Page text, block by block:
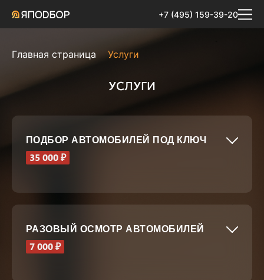
+7 (495) 159-39-20
Главная страница Услуги
УСЛУГИ
ПОДБОР АВТОМОБИЛЕЙ ПОД КЛЮЧ
35 000 ₽
РАЗОВЫЙ ОСМОТР АВТОМОБИЛЕЙ
7 000 ₽